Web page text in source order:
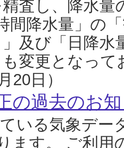
査し、降水
間降水量」の
及び「日降
変更となっ
20日）
の過去のお
いる気象デー
ます。 ご利用